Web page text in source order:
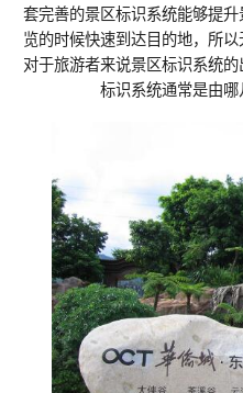
套完善的景区标识系统能够提
览的时候快速到达目的地，所
对于旅游者来说景区标识系统
标识系统通常是由哪